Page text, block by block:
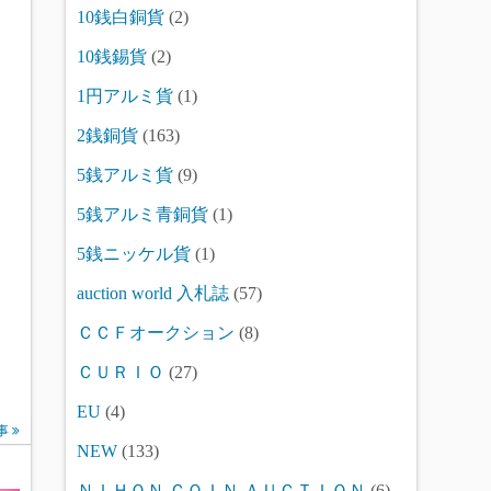
10銭白銅貨 (2)
10銭錫貨 (2)
1円アルミ貨 (1)
2銭銅貨 (163)
5銭アルミ貨 (9)
5銭アルミ青銅貨 (1)
5銭ニッケル貨 (1)
auction world 入札誌 (57)
ＣＣＦオークション (8)
ＣＵＲＩＯ (27)
EU (4)
NEW (133)